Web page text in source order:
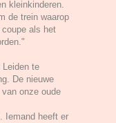
kleinkinderen.
de trein waarop
als het
Leiden te
De nieuwe
onze oude
Iemand heeft er